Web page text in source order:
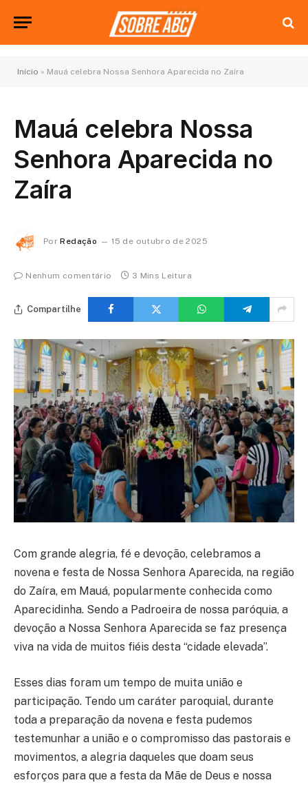
Início » Mauá celebra Nossa Senhora Aparecida no Zaíra
Mauá celebra Nossa
Senhora Aparecida no
Zaíra
Por Redação 15 de outubro de 2025
Nenhum comentário 3 Mins Leitura
Compartilhe
Com grande alegria, fé e devoção, celebramos a
novena e festa de Nossa Senhora Aparecida, na região
do Zaíra, em Mauá, popularmente conhecida como
Aparecidinha. Sendo a Padroeira de nossa paróquia, a
devoção a Nossa Senhora Aparecida se faz presença
viva na vida de muitos fiéis desta “cidade elevada”.
Esses dias foram um tempo de muita união e
participação. Tendo um caráter paroquial, durante
toda a preparação da novena e festa pudemos
testemunhar a união e o compromisso das pastorais e
movimentos, a alegria daqueles que doam seus
esforços para que a festa da Mãe de Deus e nossa